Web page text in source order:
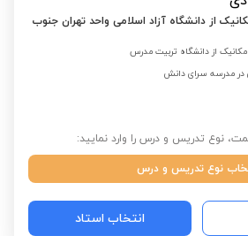
از دانشگاه آزاد اسلامی واحد تهران جنوب
از دانشگاه تربیت مدرس
نوع تدریس و درس را وارد نمایید:
نوع تدریس و درس
انتخاب استاد